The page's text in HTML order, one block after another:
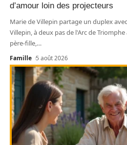
d’amour loin des projecteurs
Marie de Villepin partage un duplex
Villepin, à deux pas de l'Arc de
père-fille,…
Famille 5 août 2026